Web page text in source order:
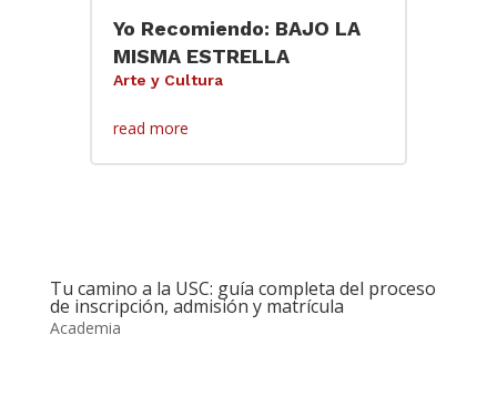
Yo Recomiendo: BAJO LA
MISMA ESTRELLA
Arte y Cultura
read more
Tu camino a la USC: guía completa del proceso
de inscripción, admisión y matrícula
Academia